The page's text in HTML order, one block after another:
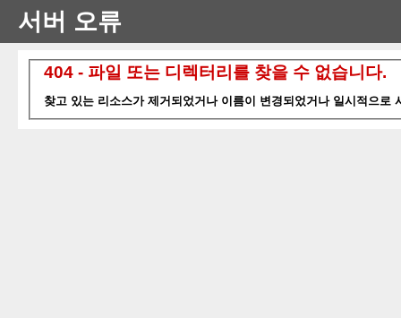
서버 오류
404 - 파일 또는 디렉터리를 찾을 수 없습니다.
찾고 있는 리소스가 제거되었거나 이름이 변경되었거나 일시적으로